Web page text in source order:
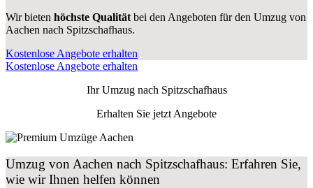
Wir bieten höchste Qualität bei den Angeboten für den Umzug von
Aachen nach Spitzschafhaus.
Kostenlose Angebote erhalten
Kostenlose Angebote erhalten
Ihr Umzug nach Spitzschafhaus
Erhalten Sie jetzt Angebote
Umzug von Aachen nach Spitzschafhaus: Erfahren Sie,
wie wir Ihnen helfen können